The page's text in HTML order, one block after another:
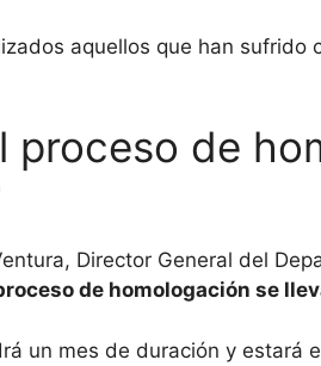
aquellos que han sufrido
proceso de
Director General del
de homologación se
un mes de duración y estará